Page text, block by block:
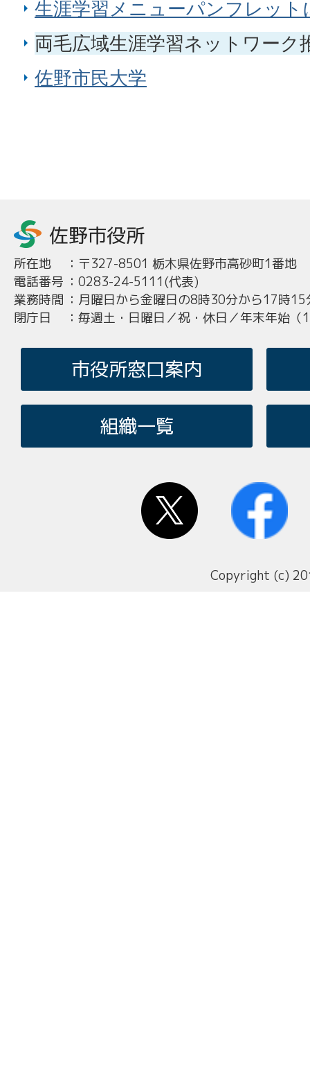
生涯学習メニューパンフレット
両毛広域生涯学習ネットワーク
佐野市民大学
所在地 ： 〒327-8501 栃木県佐野市高砂町1番地
電話番号 ： 0283-24-5111(代表)
業務時間 ： 月曜日から金曜日の8時30分から17時15
閉庁日
： 毎週土・日曜日／祝・休日／年末年始
市役所窓口案内
組織一覧
Copyright (c)